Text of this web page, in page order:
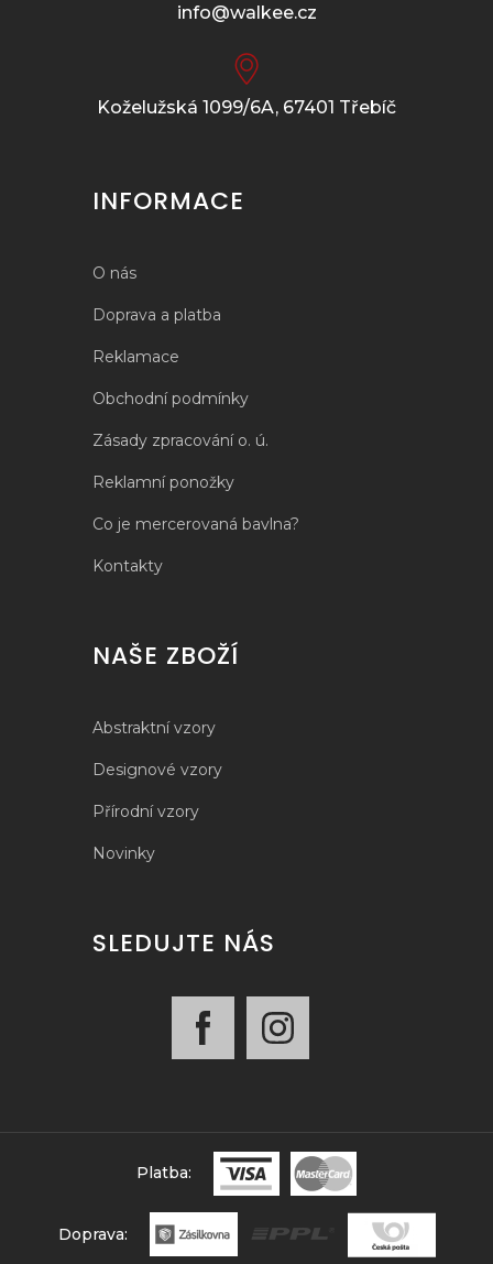
info@walkee.cz
Koželužská 1099/6A, 67401 Třebíč
INFORMACE
O nás
Doprava a platba
Reklamace
Obchodní podmínky
Zásady zpracování o. ú.
Reklamní ponožky
Co je mercerovaná bavlna?
Kontakty
NAŠE ZBOŽÍ
Abstraktní vzory
Designové vzory
Přírodní vzory
Novinky
SLEDUJTE NÁS
Platba:
Doprava: